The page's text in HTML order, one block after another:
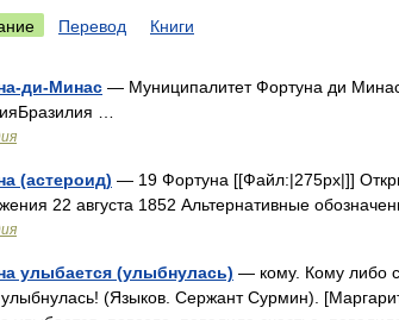
Перевод Книги
ди-Минас — Муниципалитет Фортуна ди
…
(астероид) — 19 Фортуна [[Файл:|275px|]]
22 августа 1852 Альтернативные
улыбается (улыбнулась) — кому. Кому либо
улыбнулась! (Языков. Сержант Сурмин).